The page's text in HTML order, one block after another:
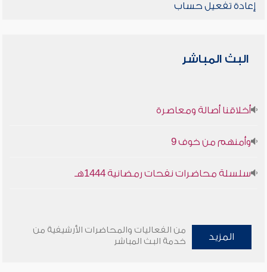
إعادة تفعيل حساب
البث المباشر
أخلاقنا أصالة ومعاصرة
وأمنهم من خوف 9
سلسلة محاضرات نفحات رمضانية 1444هـ
المزيد
من الفعاليات والمحاضرات الأرشيفية من
خدمة البث المباشر